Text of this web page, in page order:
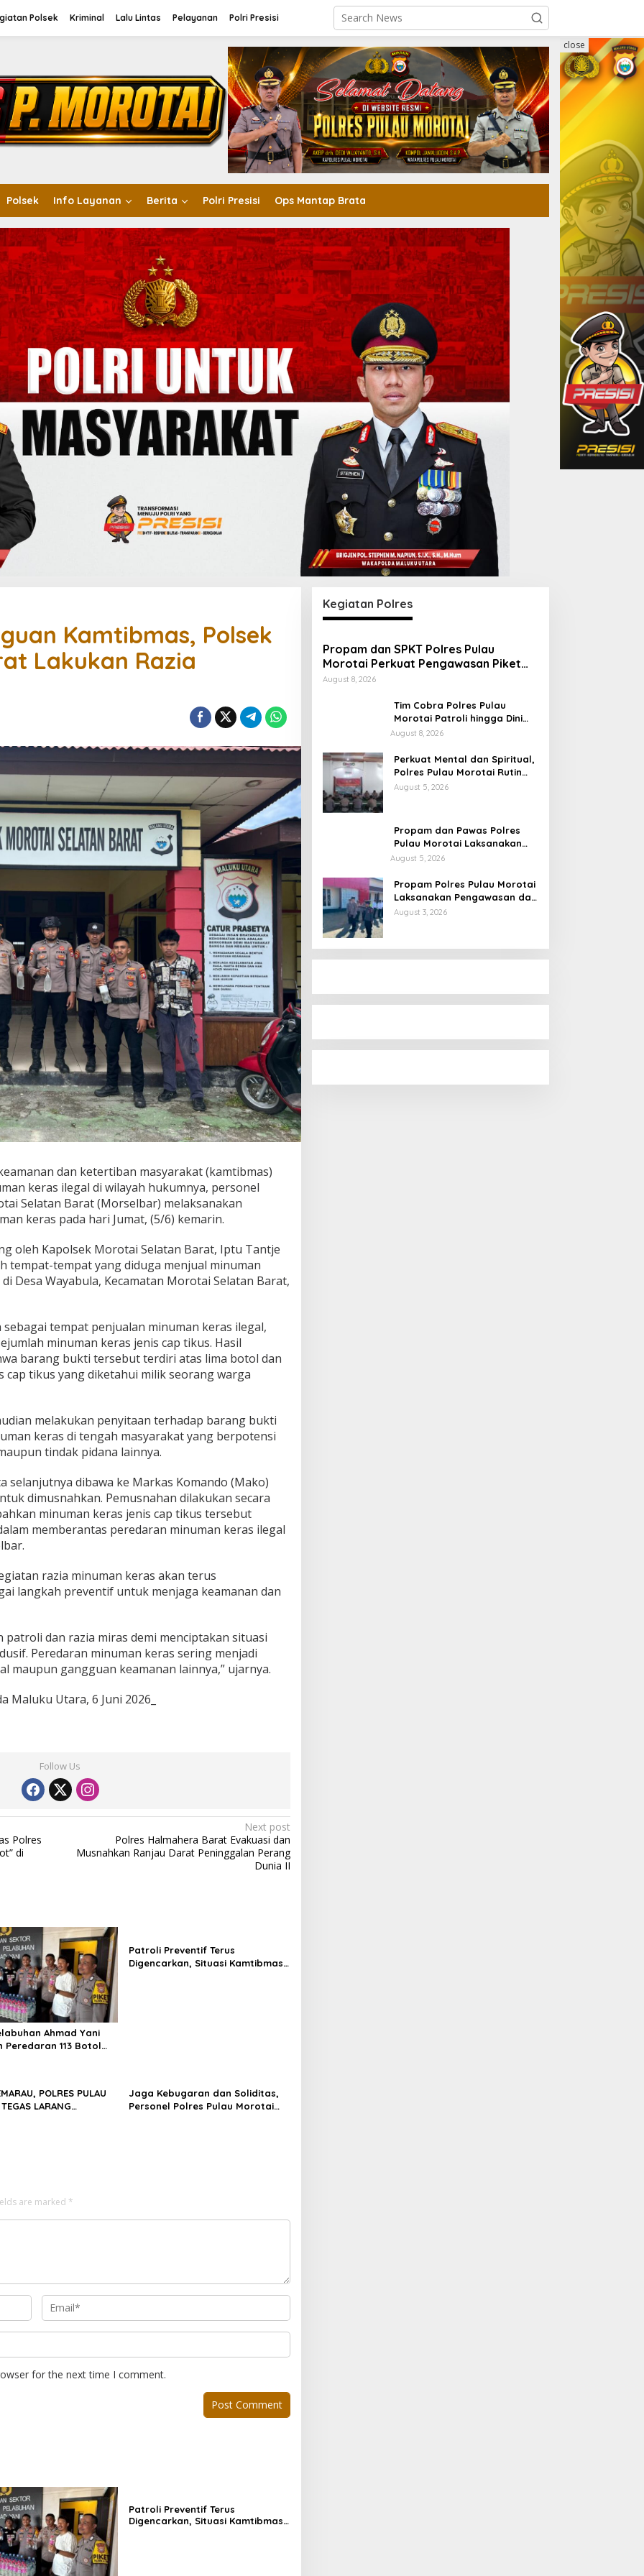
Polsek Kriminal Lalu Lintas Pelayanan Polri Presisi
Polsek Info Layanan Berita Polri Presisi Ops Mantap Brata
close
Kamtibmas, Polsek
Lakukan Razia
dan ketertiban masyarakat (kamtibmas)
keras ilegal di wilayah hukumnya, personel
Selatan Barat (Morselbar) melaksanakan
keras pada hari Jumat, (5/6) kemarin.
oleh Kapolsek Morotai Selatan Barat, Iptu Tantje
tempat-tempat yang diduga menjual minuman
Desa Wayabula, Kecamatan Morotai Selatan Barat,
tempat penjualan minuman keras ilegal,
minuman keras jenis cap tikus. Hasil
barang bukti tersebut terdiri atas lima botol dan
cap tikus yang diketahui milik seorang warga
melakukan penyitaan terhadap barang bukti
keras di tengah masyarakat yang berpotensi
tindak pidana lainnya.
selanjutnya dibawa ke Markas Komando (Mako)
dimusnahkan. Pemusnahan dilakukan secara
minuman keras jenis cap tikus tersebut
memberantas peredaran minuman keras ilegal
razia minuman keras akan terus
langkah preventif untuk menjaga keamanan dan
patroli dan razia miras demi menciptakan situasi
Peredaran minuman keras sering menjadi
maupun gangguan keamanan lainnya,” ujarnya.
Maluku Utara, 6 Juni 2026_
Follow Us
Polres
di
Next post
Polres Halmahera Barat Evakuasi dan
Musnahkan Ranjau Darat Peninggalan Perang
Dunia II
Ahmad Yani
Peredaran 113 Botol
Patroli Preventif Terus
Digencarkan, Situasi Kamtibmas
POLRES PULAU
LARANG
Jaga Kebugaran dan Soliditas,
Personel Polres Pulau Morotai
are marked *
for the next time I comment.
Patroli Preventif Terus
Digencarkan, Situasi Kamtibmas
Kegiatan Polres
Propam dan SPKT Polres Pulau
Morotai Perkuat Pengawasan Piket
dan Pelayanan Masyarakat Selama
August 8, 2026
Tim Cobra Polres Pulau
Morotai Patroli hingga Dini
Hari, Cegah Miras dan
August 8, 2026
Perkuat Mental dan Spiritual,
Polres Pulau Morotai Rutin
Gelar Binrohtal untuk Bentuk
August 5, 2026
Propam dan Pawas Polres
Pulau Morotai Laksanakan
Pengecekan Pelayanan,
Mendapat Pelayanan Optimal
August 5, 2026
Propam Polres Pulau Morotai
Laksanakan Pengawasan dan
Pengecekan Personel Saat
August 3, 2026